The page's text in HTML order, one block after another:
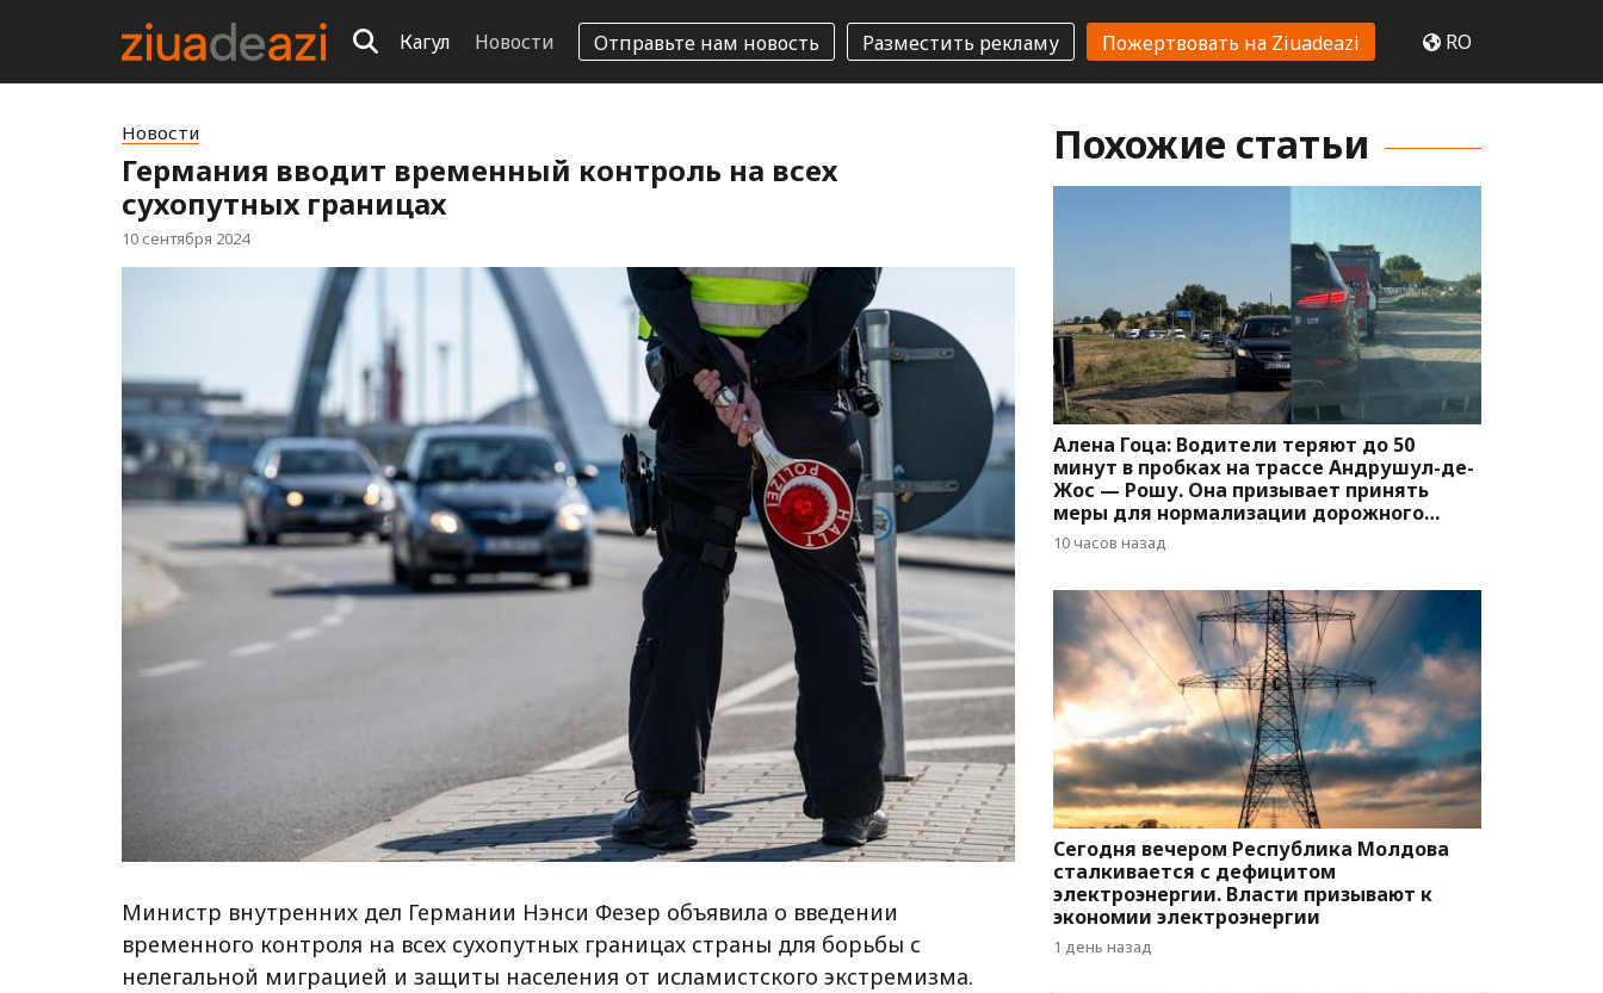
Кагул Новости Отправьте нам новость Разместить рекламу Пожертвовать на Ziuadeazi RO
Новости
Германия вводит временный контроль на всех
сухопутных границах
10 сентября 2024
Министр внутренних дел Германии Нэнси Фезер объявила о введении
временного контроля на всех сухопутных границах страны для борьбы с
нелегальной миграцией и защиты населения от исламистского экстремизма.
Похожие статьи
Алена Гоца: Водители теряют до 50
минут в пробках на трассе Андрушул-де-
Жос — Рошу. Она призывает принять
меры для нормализации дорожного
движения
10 часов назад
Сегодня вечером Республика Молдова
сталкивается с дефицитом
электроэнергии. Власти призывают к
экономии электроэнергии
1 день назад